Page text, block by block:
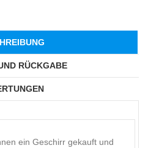
RÜCKGABE
ein Geschirr gekauft und